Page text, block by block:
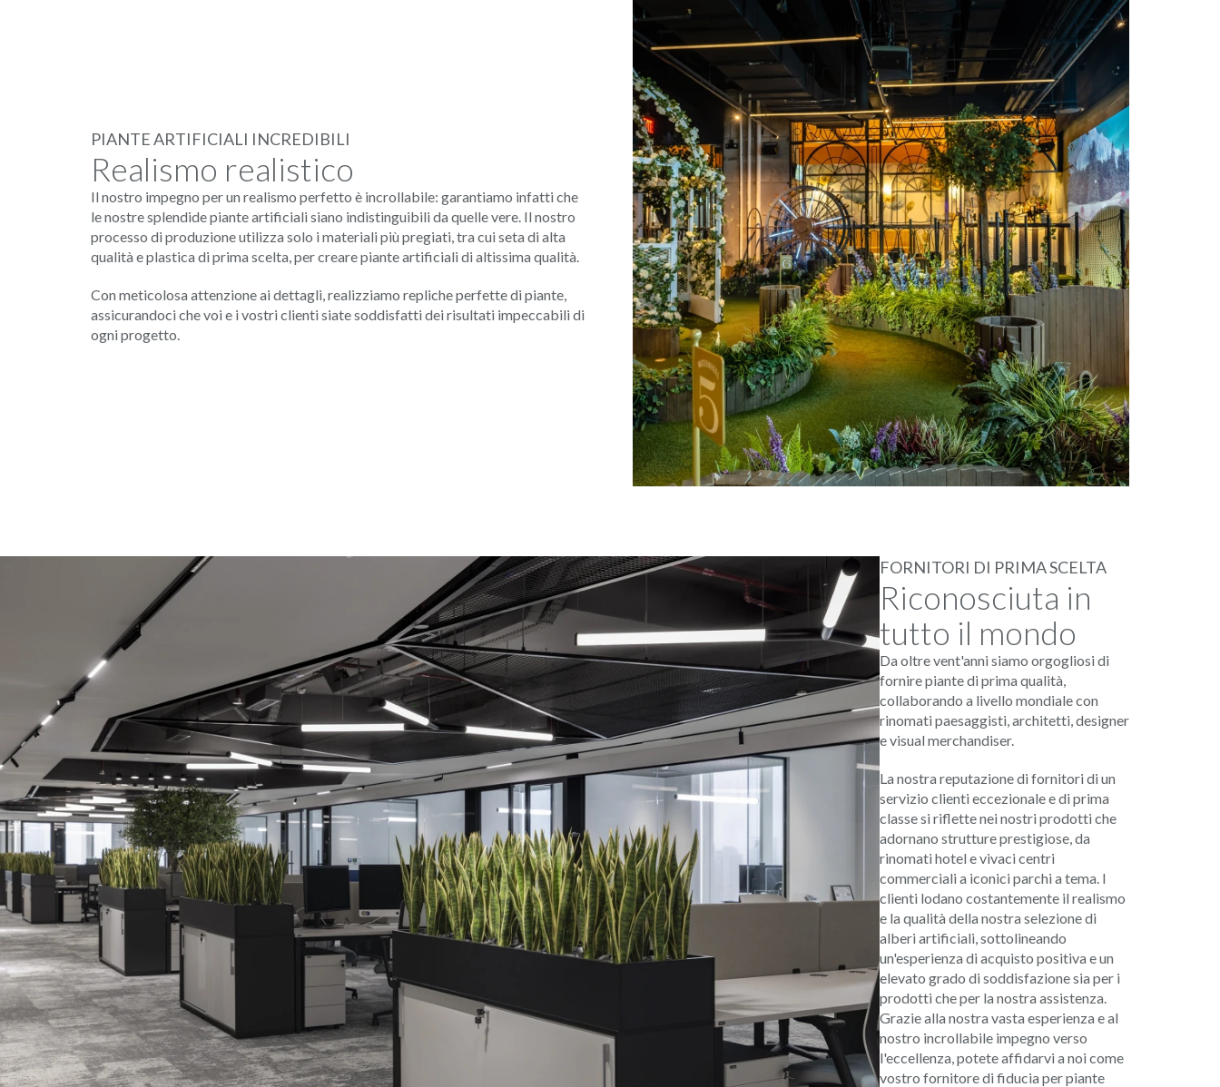
PIANTE ARTIFICIALI INCREDIBILI
Realismo realistico
Il nostro impegno per un realismo perfetto è incrollabile: garantiamo infatti che
le nostre splendide piante artificiali siano indistinguibili da quelle vere. Il nostro
processo di produzione utilizza solo i materiali più pregiati, tra cui seta di alta
qualità e plastica di prima scelta, per creare piante artificiali di altissima qualità.
Con meticolosa attenzione ai dettagli, realizziamo repliche perfette di piante,
assicurandoci che voi e i vostri clienti siate soddisfatti dei risultati impeccabili di
ogni progetto.
FORNITORI DI PRIMA SCELTA
Riconosciuta in
tutto il mondo
Da oltre vent'anni siamo orgogliosi di
fornire piante di prima qualità,
collaborando a livello mondiale con
rinomati paesaggisti, architetti, designer
e visual merchandiser.
La nostra reputazione di fornitori di un
servizio clienti eccezionale e di prima
classe si riflette nei nostri prodotti che
adornano strutture prestigiose, da
rinomati hotel e vivaci centri
commerciali a iconici parchi a tema. I
clienti lodano costantemente il realismo
e la qualità della nostra selezione di
alberi artificiali, sottolineando
un'esperienza di acquisto positiva e un
elevato grado di soddisfazione sia per i
prodotti che per la nostra assistenza.
Grazie alla nostra vasta esperienza e al
nostro incrollabile impegno verso
l'eccellenza, potete affidarvi a noi come
vostro fornitore di fiducia per piante